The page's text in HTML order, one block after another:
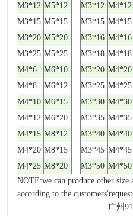
M3*12 M5*12 M3*12 M4*12
M3*15 M5*15 M3*15 M4*15
M3*20 M5*20 M3*16 M4*16
M3*25 M5*25 M3*18 M4*18
M4*6
M6*10 M3*20 M4*20
M4*8
M6*12 M3*25 M4*25
M4*10 M6*15 M3*30 M4*30
M4*12 M6*20 M3*35 M4*35
M4*15 M8*12 M3*40 M4*40
M4*20 M8*15 M3*45 M4*45
M4*25 M8*20 M3*50 M4*50
NOTE:we can produce other size
according to the
广州